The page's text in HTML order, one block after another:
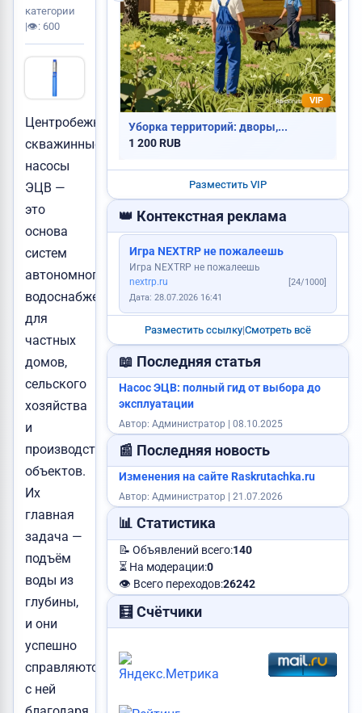
Куплю дом
Сдам квартиру
Продам картошку
Куплю видеокарту Требуется повар
категории
|👁️: 600
Центробежные
скважинные
насосы
ЭЦВ —
это
основа
систем
автономного
водоснабжения
для
частных
домов,
сельского
хозяйства
и
производственных
объектов.
Их
главная
задача —
подъём
воды из
глубины,
и они
успешно
справляются
с ней
VIP
Уборка территорий: дворы,...
1 200 RUB
Разместить VIP
👑 Контекстная реклама
Игра NEXTRP не пожалеешь
Игра NEXTRP не пожалеешь
nextrp.ru
[24/1000]
Дата: 28.07.2026 16:41
Разместить ссылку|Смотреть всё
📖 Последняя статья
Насос ЭЦВ: полный гид от выбора до
эксплуатации
Автор: Администратор | 08.10.2025
📰 Последняя новость
Изменения на сайте Raskrutachka.ru
Автор: Администратор | 21.07.2026
📊 Статистика
📝 Объявлений всего:140
⏳ На модерации:0
👁️ Всего переходов:26242
🧮 Счётчики